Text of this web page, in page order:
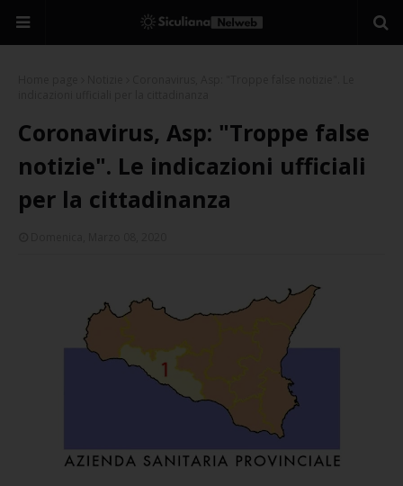
Coronavirus, Asp: "Troppe false
notizie". Le indicazioni ufficiali
per la cittadinanza